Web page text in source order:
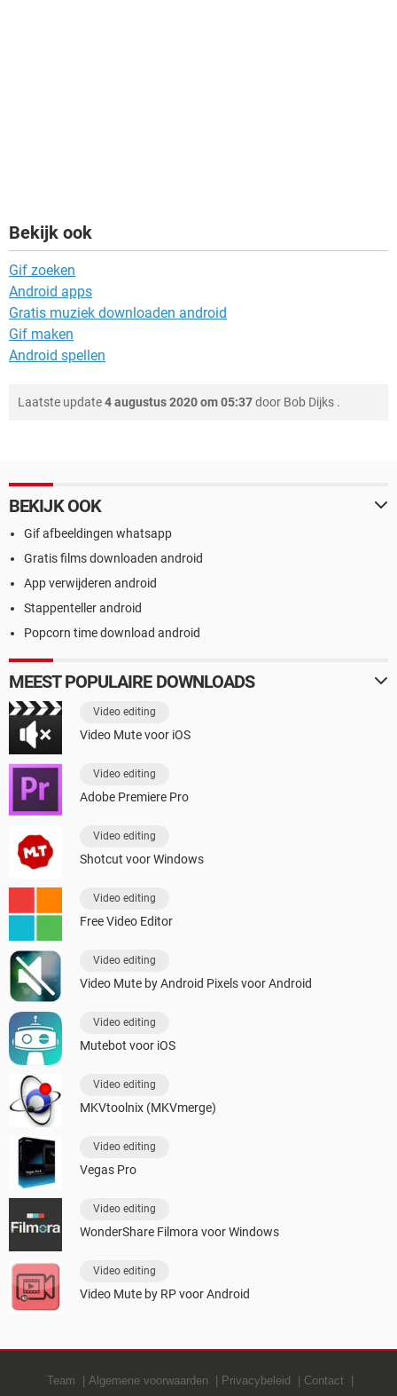
Bekijk ook
Gif zoeken
Android apps
Gratis muziek downloaden android
Gif maken
Android spellen
Laatste update4 augustus 2020 om 05:37door Bob Dijks .
BEKIJK OOK
Gif afbeeldingen whatsapp
Gratis films downloaden android
App verwijderen android
Stappenteller android
Popcorn time download android
MEEST POPULAIRE DOWNLOADS
Video editing
Video Mute voor iOS
Video editing
Adobe Premiere Pro
Video editing
Shotcut voor Windows
Video editing
Free Video Editor
Video editing
Video Mute by Android Pixels voor Android
Video editing
Mutebot voor iOS
Video editing
MKVtoolnix (MKVmerge)
Video editing
Vegas Pro
Video editing
WonderShare Filmora voor Windows
Video editing
Video Mute by RP voor Android
Team Algemene voorwaarden Privacybeleid Contact